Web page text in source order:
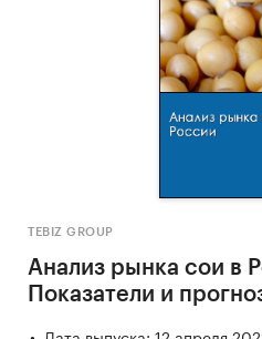
TEBIZ GROUP
Анализ рынка сои в
Показатели и